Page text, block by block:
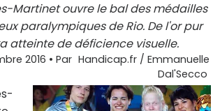
Martinet ouvre le bal des médailles
paralympiques de Rio. De l'or pur
atteinte de déficience visuelle.
2016 • Par Handicap.fr / Emmanuelle
Dal'Secco